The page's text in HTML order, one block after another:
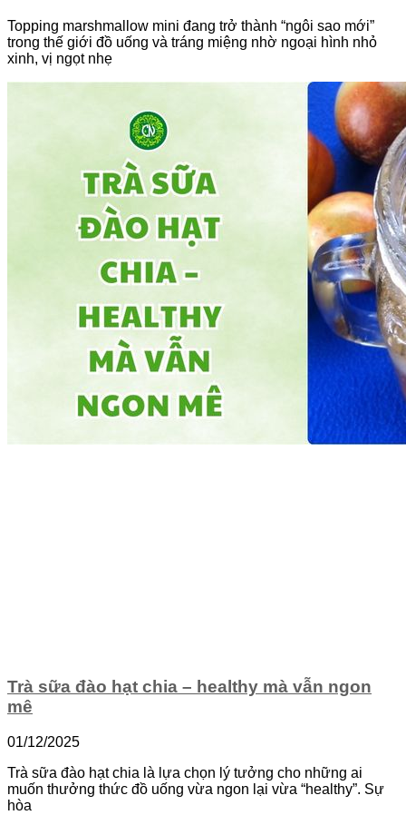
Topping marshmallow mini đang trở thành “ngôi sao mới”
trong thế giới đồ uống và tráng miệng nhờ ngoại hình nhỏ
xinh, vị ngọt nhẹ
Trà sữa đào hạt chia – healthy mà vẫn ngon
mê
01/12/2025
Trà sữa đào hạt chia là lựa chọn lý tưởng cho những ai
muốn thưởng thức đồ uống vừa ngon lại vừa “healthy”. Sự
hòa